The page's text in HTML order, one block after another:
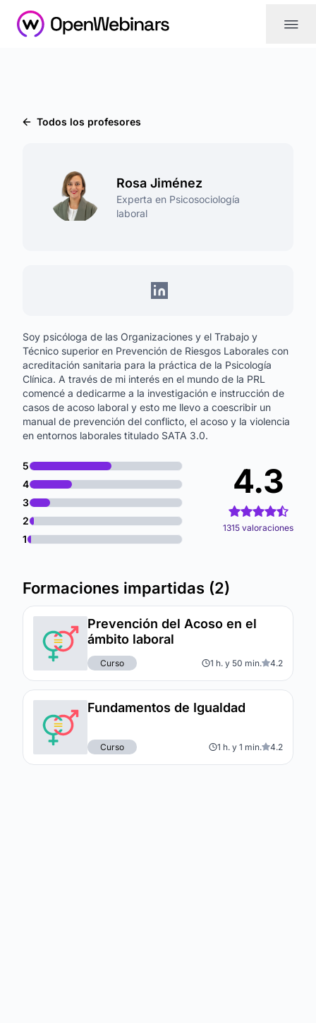
|||
Todos los profesores
Rosa Jiménez
Experta en Psicosociología
laboral
Soy psicóloga de las Organizaciones y el Trabajo y
Técnico superior en Prevención de Riesgos Laborales con
acreditación sanitaria para la práctica de la Psicología
Clínica. A través de mi interés en el mundo de la PRL
comencé a dedicarme a la investigación e instrucción de
casos de acoso laboral y esto me llevo a coescribir un
manual de prevención del conflicto, el acoso y la violencia
en entornos laborales titulado SATA 3.0.
4.3
1315 valoraciones
5
4
3
2
1
Formaciones impartidas (2)
Prevención del Acoso en el
ámbito laboral
Curso 1 h. y 50 min. 4.2
Fundamentos de Igualdad
Curso 1 h. y 1 min. 4.2